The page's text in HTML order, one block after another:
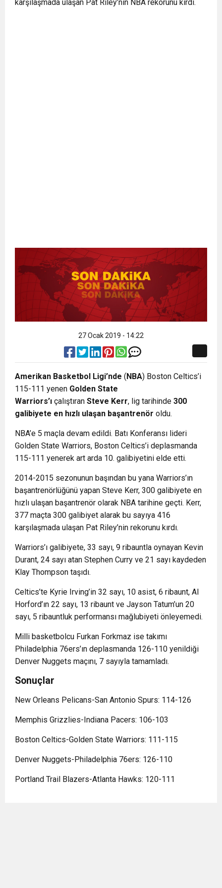
karşılaşmada ulaşan Pat Riley’nin NBA rekorunu kırdı.
27 Ocak 2019 - 14:22
Amerikan Basketbol Ligi’nde ( NBA) Boston Celtics’i
115-111 yenen Golden State
Warriors’ı çalıştıran Steve Kerr, lig tarihinde 300
galibiyete en hızlı ulaşan başantrenör oldu.
NBA’e 5 maçla devam edildi. Batı Konferansı lideri
Golden State Warriors, Boston Celtics’i deplasmanda
115-111 yenerek art arda 10. galibiyetini elde etti.
2014-2015 sezonunun başından bu yana Warriors’ın
başantrenörlüğünü yapan Steve Kerr, 300 galibiyete en
hızlı ulaşan başantrenör olarak NBA tarihine geçti. Kerr,
377 maçta 300 galibiyet alarak bu sayıya 416
karşılaşmada ulaşan Pat Riley’nin rekorunu kırdı.
Warriors’ı galibiyete, 33 sayı, 9 ribauntla oynayan Kevin
Durant, 24 sayı atan Stephen Curry ve 21 sayı kaydeden
Klay Thompson taşıdı.
Celtics’te Kyrie Irving’in 32 sayı, 10 asist, 6 ribaunt, Al
Horford’ın 22 sayı, 13 ribaunt ve Jayson Tatum’un 20
sayı, 5 ribauntluk performansı mağlubiyeti önleyemedi.
Milli basketbolcu Furkan Forkmaz ise takımı
Philadelphia 76ers’ın deplasmanda 126-110 yenildiği
Denver Nuggets maçını, 7 sayıyla tamamladı.
Sonuçlar
New Orleans Pelicans-San Antonio Spurs: 114-126
Memphis Grizzlies-Indiana Pacers: 106-103
Boston Celtics-Golden State Warriors: 111-115
Denver Nuggets-Philadelphia 76ers: 126-110
Portland Trail Blazers-Atlanta Hawks: 120-111